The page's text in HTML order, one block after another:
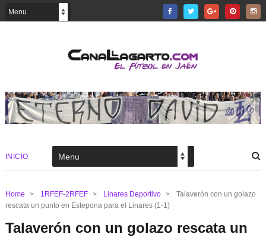
INICIO
Home > 1RFEF-2RFEF > Linares Deportivo >
Talaverón con un golazo
rescata un punto en Estepona para el Linares (1-1)
Talaverón con un golazo rescata un